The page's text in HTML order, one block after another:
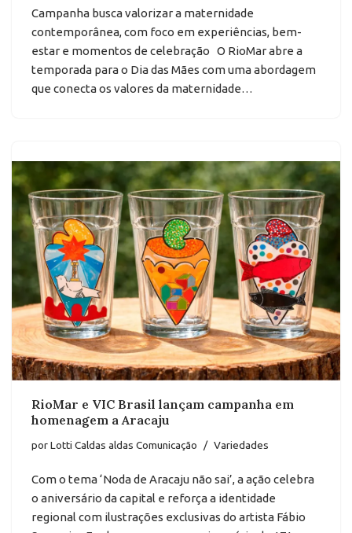
Campanha busca valorizar a maternidade
contemporânea, com foco em experiências, bem-
estar e momentos de celebração O RioMar abre a
temporada para o Dia das Mães com uma abordagem
que conecta os valores da maternidade…
RioMar e VIC Brasil lançam campanha em
homenagem a Aracaju
porLotti Caldas aldas Comunicação Variedades
Com o tema ‘Noda de Aracaju não sai’, a ação celebra
o aniversário da capital e reforça a identidade
regional com ilustrações exclusivas do artista Fábio